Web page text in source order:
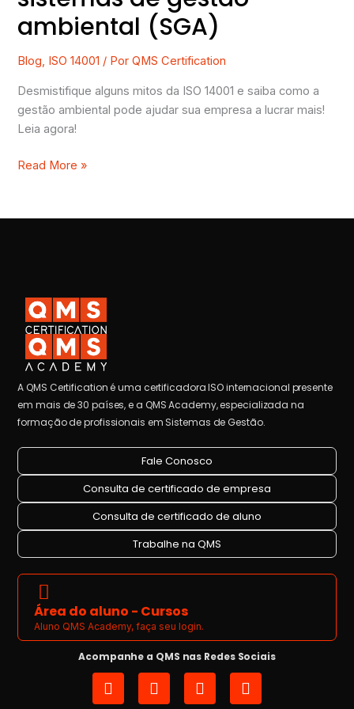
ambiental (SGA)
Blog, ISO 14001 / PorQMS Certification
Desmistifique alguns mitos da ISO 14001 e saiba como a
gestão ambiental pode ajudar sua empresa a lucrar mais!
Leia agora!
Read More »
A QMS Certification é uma certificadora ISO internacional presente
em mais de 30 países, e a QMS Academy, especializada na
formação de profissionais em Sistemas de Gestão.
Fale Conosco
Consulta de certificado de empresa
Consulta de certificado de aluno
Trabalhe na QMS
Área do aluno - Cursos
Aluno QMS Academy, faça seu login.
Acompanhe a QMS nas Redes Sociais
I
n
L
i
Y
o
F
a